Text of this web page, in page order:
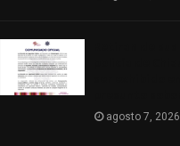
agosto 7, 2026